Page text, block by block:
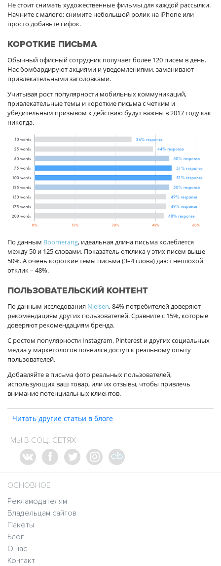
Не стоит снимать художественные фильмы для каждой рассылки.
Начните с малого: снимите небольшой ролик на iPhone или
просто добавьте гифок.
КОРОТКИЕ ПИСЬМА
Обычный офисный сотрудник получает более 120 писем в день.
Нас бомбардируют акциями и уведомлениями, заманивают
привлекательными заголовками.
Учитывая рост популярности мобильных коммуникаций,
привлекательные темы и короткие письма с четким и
убедительным призывом к действию будут важны в 2017 году как
никогда.
По данным Boomerang, идеальная длина письма колеблется
между 50 и 125 словами. Показатель отклика у этих писем выше
50%. А очень короткие темы письма (3–4 слова) дают неплохой
отклик – 48%.
ПОЛЬЗОВАТЕЛЬСКИЙ КОНТЕНТ
По данным исследования Nielsen, 84% потребителей доверяют
рекомендациям других пользователей. Сравните с 15%, которые
доверяют рекомендациям бренда.
С ростом популярности Instagram, Pinterest и других социальных
медиа у маркетологов появился доступ к реальному опыту
пользователей.
Добавляйте в письма фото реальных пользователей,
использующих ваш товар, или их отзывы, чтобы привлечь
внимание потенциальных клиентов.
Читать другие статьи в блоге
МЫ В СОЦ. СЕТЯХ
ОСНОВНОЕ
Рекламодателям
Владельцам сайтов
Пакеты
Блог
О нас
Контакт